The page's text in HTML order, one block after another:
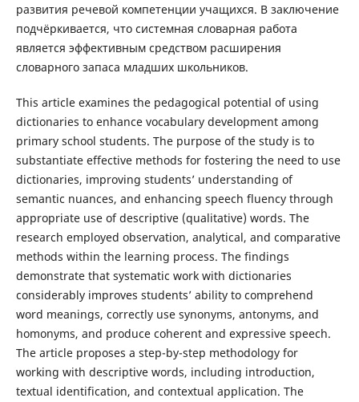
развития речевой компетенции учащихся. В заключение
подчёркивается, что системная словарная работа
является эффективным средством расширения
словарного запаса младших школьников.
This article examines the pedagogical potential of using
dictionaries to enhance vocabulary development among
primary school students. The purpose of the study is to
substantiate effective methods for fostering the need to use
dictionaries, improving students’ understanding of
semantic nuances, and enhancing speech fluency through
appropriate use of descriptive (qualitative) words. The
research employed observation, analytical, and comparative
methods within the learning process. The findings
demonstrate that systematic work with dictionaries
considerably improves students’ ability to comprehend
word meanings, correctly use synonyms, antonyms, and
homonyms, and produce coherent and expressive speech.
The article proposes a step-by-step methodology for
working with descriptive words, including introduction,
textual identification, and contextual application. The